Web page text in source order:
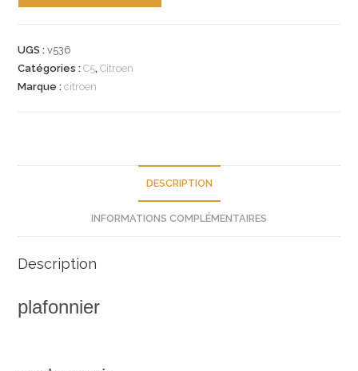
citroen
c5
UGS :v536
Catégories :C5,Citroen
Marque :citroen
DESCRIPTION
INFORMATIONS COMPLÉMENTAIRES
Description
plafonnier